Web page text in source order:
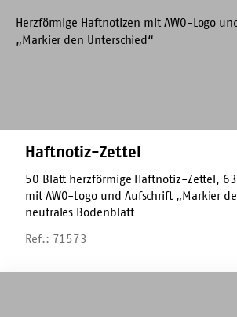
Haftnotiz-Zettel
50 Blatt herzförmige Haftnotiz-Zettel,
mit AWO-Logo und Aufschrift „Markier
neutrales Bodenblatt
Ref.: 71573